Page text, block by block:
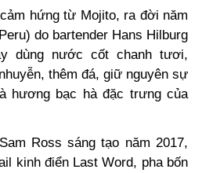
hứng từ Mojito, ra đời năm
do bartender Hans Hilburg
dùng nước cốt chanh tươi,
thêm đá, giữ nguyên sự
hương bạc hà đặc trưng của
Ross sáng tạo năm 2017,
kinh điển Last Word, pha bốn